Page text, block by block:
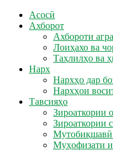
Асосӣ
Ахборот
Ахбороти
Лоиҳахо ва
Таҳлилҳо ва
Нарх
Нархҳо дар
Нархҳои
Тавсияҳо
Зироаткории
Зироаткории
Мутобиқшавӣ
Муҳофизати